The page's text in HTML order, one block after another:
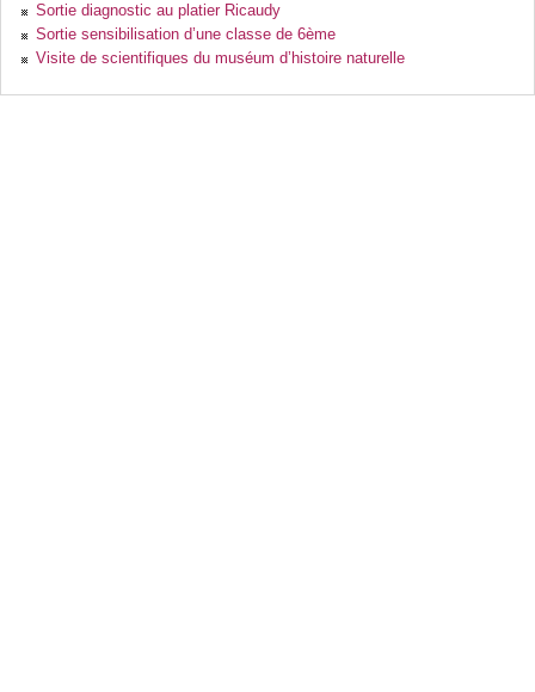
Sortie diagnostic au platier Ricaudy
Sortie sensibilisation d’une classe de 6ème
Visite de scientifiques du muséum d’histoire naturelle